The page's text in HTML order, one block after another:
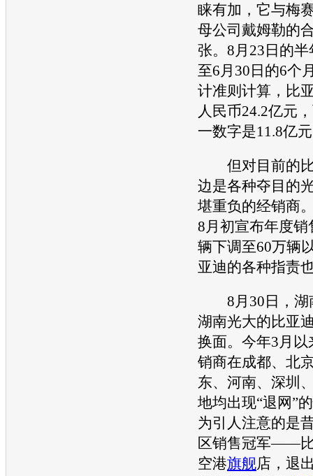
睐有加，它与梅
母公司戴姆勒的
张。8月23日的
至6月30日的6个
计准则计算， 比
人民币24.2亿元
一数字是11.8亿
但对目前的
边是各种夺目的
堪重负的经销商
8月初宣布年度销
辆下调至60万辆
亚迪的各种指责
8月30日，湖
湖南光大的比亚
换面。今年3月以
销商在成都、北
东、河南、深圳
地均出现“退网”
为引人注意的是
区销售冠军——
空港旗舰店，退